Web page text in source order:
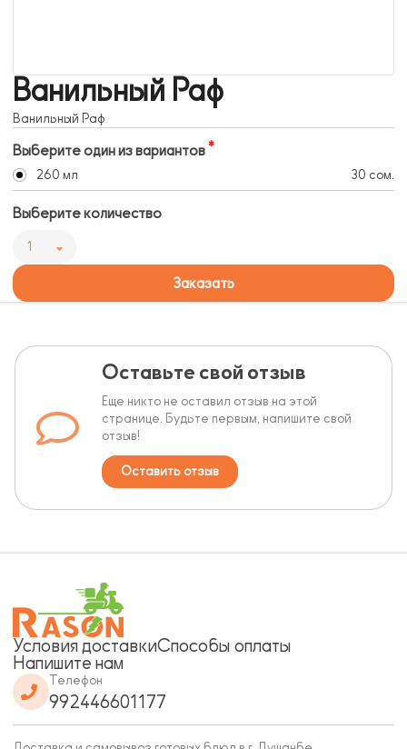
Ванильный Раф
Ванильный Раф
Выберите один из вариантов
260 мл 30 сом.
Выберите количество
1
Заказать
Оставьте свой отзыв
Еще никто не оставил отзыв на этой
странице. Будьте первым, напишите свой
отзыв!
Оставить отзыв
Условия доставкиСпособы оплаты
Напишите нам
Телефон
992446601177